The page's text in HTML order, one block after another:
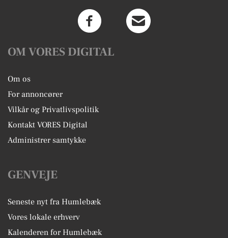
OM VORES DIGITAL
Om os
For annoncører
Vilkår og Privatlivspolitik
Kontakt VORES Digital
Administrer samtykke
GENVEJE
Seneste nyt fra Humlebæk
Vores lokale erhverv
Kalenderen for Humlebæk